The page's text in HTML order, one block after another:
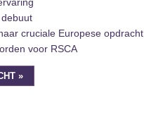
cruciale Europese opdracht
voor RSCA
»